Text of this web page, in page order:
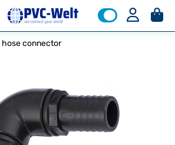
hose connector